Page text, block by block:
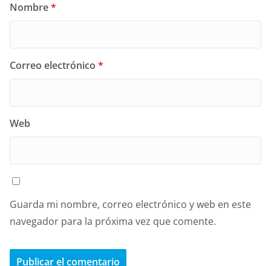
Nombre*
Correo electrónico *
Web
Guarda mi nombre, correo electrónico y web en este
navegador para la próxima vez que comente.